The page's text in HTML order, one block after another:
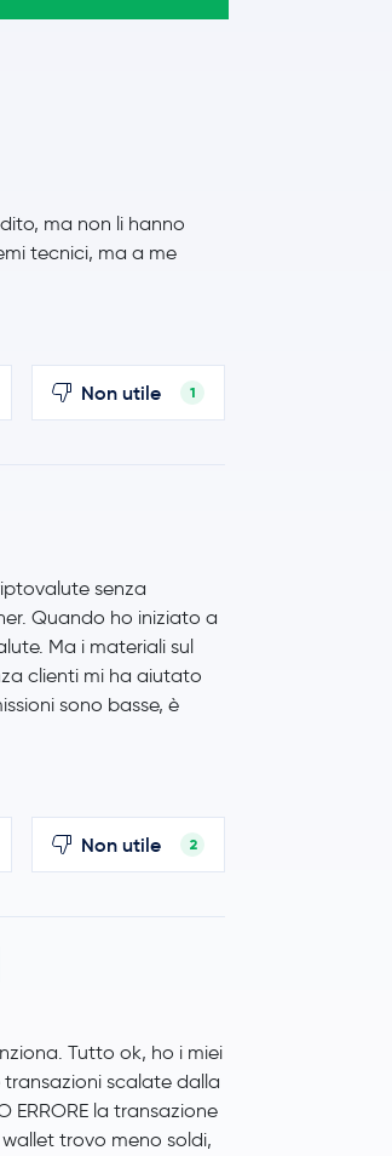
ma non li hanno
tecnici, ma a me
Non utile 1
senza
Quando ho iniziato a
Ma i materiali sul
clienti mi ha aiutato
sono basse, è
Non utile 2
Tutto ok, ho i miei
transazioni scalate dalla
la transazione
trovo meno soldi,